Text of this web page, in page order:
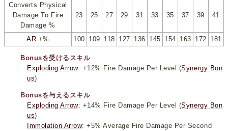
Converts Physical
Damage To Fire
Damage %
23 25 27 29 31 33 35 37 39 41
AR +% 100 109 118 127 136 145 154 163 172 181
Bonusを受けるスキル
Exploding Arrow: +12% Fire Damage Per Level (Synergy Bon
us)
Bonusを与えるスキル
Exploding Arrow: +14% Fire Damage Per Level (Synergy Bon
us)
Immolation Arrow: +5% Average Fire Damage Per Second